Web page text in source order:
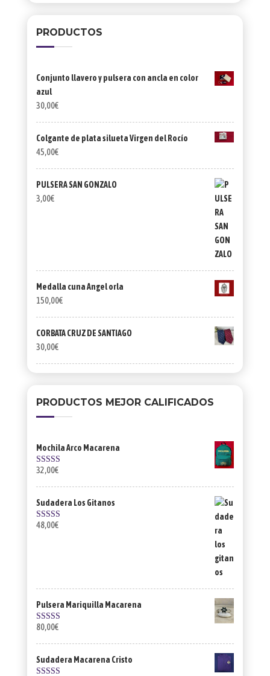
PRODUCTOS
Conjunto llavero y pulsera con ancla en color
azul
30,00€
Colgante de plata silueta Virgen del Rocío
45,00€
PULSERA SAN GONZALO
3,00€
Medalla cuna Angel orla
150,00€
CORBATA CRUZ DE SANTIAGO
30,00€
PRODUCTOS MEJOR CALIFICADOS
Mochila Arco Macarena
Valorado con
32,00€
Sudadera Los Gitanos
Valorado con
48,00€
Pulsera Mariquilla Macarena
Valorado con
80,00€
Sudadera Macarena Cristo